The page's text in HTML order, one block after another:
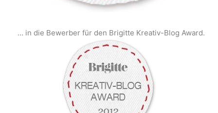
… in die Bewerber für den Brigitte Kreativ-Blog Award.